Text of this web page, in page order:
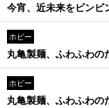
今宵、近未来をビンビ
ホビー
丸亀製麺、ふわふわの
ホビー
丸亀製麺、ふわふわの